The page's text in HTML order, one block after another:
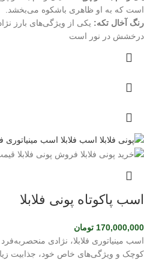
است که به او ظاهری باشکوه می‌بخشد.
رنگ آخال تکه: یکی از ویژگی‌های بارز
درخشش در نور است
اسب پاکوتاه پونی فلابلا
170,000,000 تومان
اسب مینیاتوری فلابلا، نژادی
کوچک و ویژگی‌های خاص خود، جذابیت